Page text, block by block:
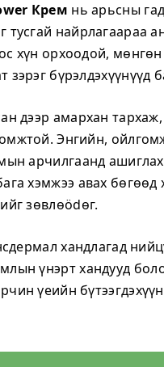
Крем нь арьсны
найрлагаараа
хүн орхоодой,
бүрэлдэхүүнүүд
дээр амархан тархаж,
Энгийн,
арчилгаанд
хэмжээ авах бөгөөд
зөвлөödөг.
хандлагад
үнэрт хандууд
үеийн